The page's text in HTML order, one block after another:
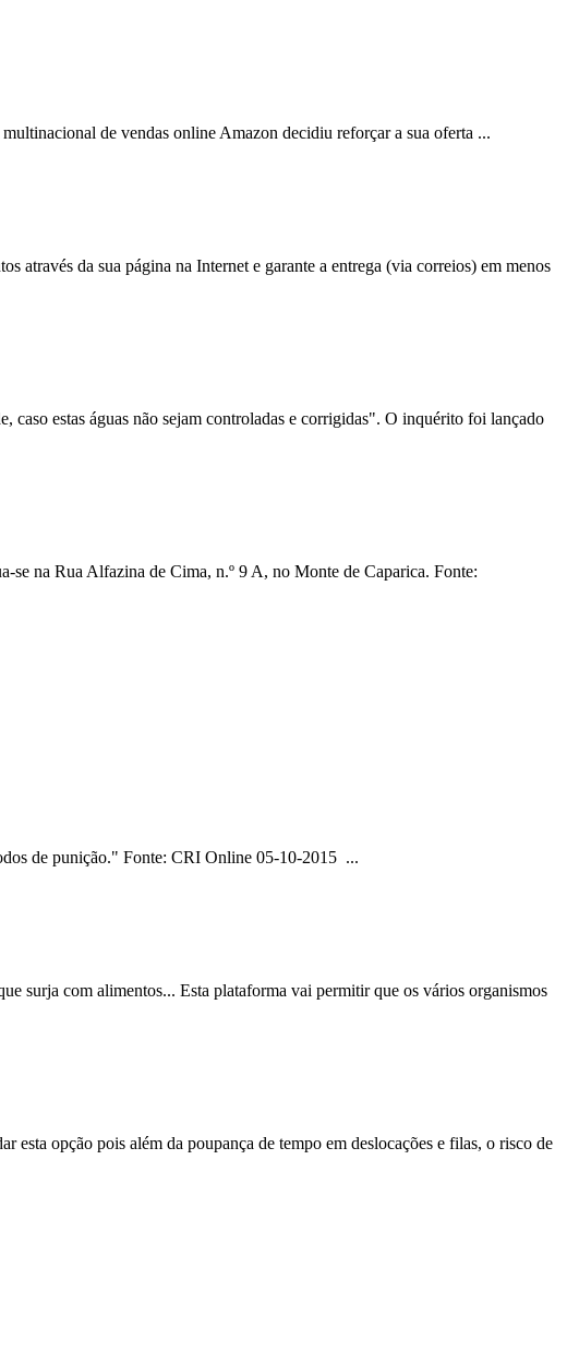
de vendas online Amazon decidiu reforçar a sua oferta ...
através da sua página na Internet e garante a entrega (via correios) em menos
estas águas não sejam controladas e corrigidas". O inquérito foi lançado
se na Rua Alfazina de Cima, n.º 9 A, no Monte de Caparica. Fonte:
de punição." Fonte: CRI Online 05-10-2015 ...
surja com alimentos... Esta plataforma vai permitir que os vários organismos
esta opção pois além da poupança de tempo em deslocações e filas, o risco de